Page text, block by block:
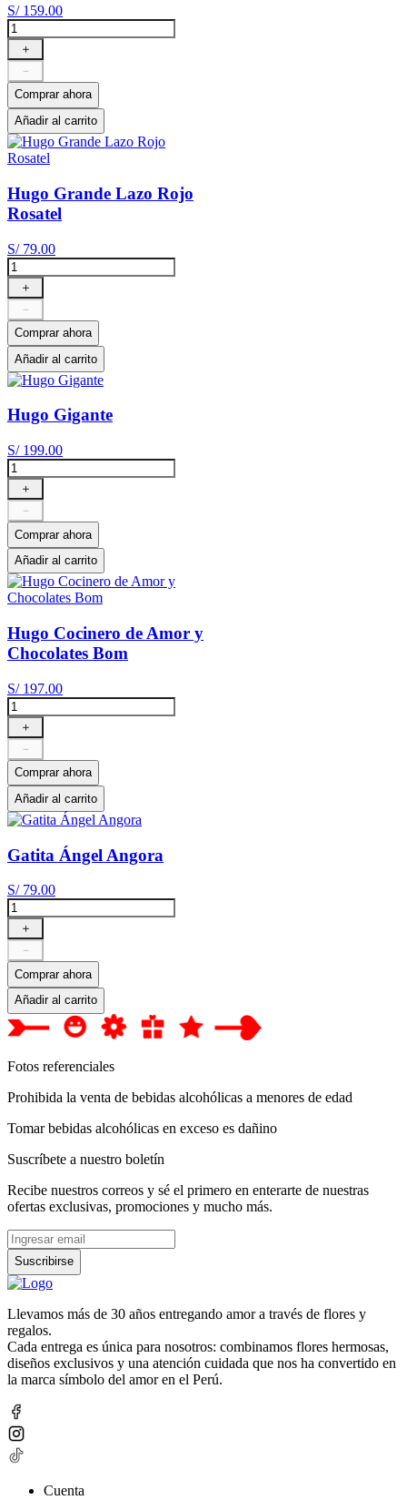
S/ 159.00
＋
－
Comprar ahora
Añadir al carrito
Hugo Grande Lazo Rojo
Rosatel
S/ 79.00
＋
－
Comprar ahora
Añadir al carrito
Hugo Gigante
S/ 199.00
＋
－
Comprar ahora
Añadir al carrito
Hugo Cocinero de Amor y
Chocolates Bom
S/ 197.00
＋
－
Comprar ahora
Añadir al carrito
Gatita Ángel Angora
S/ 79.00
＋
－
Comprar ahora
Añadir al carrito
Fotos referenciales
Prohibida la venta de bebidas alcohólicas a menores de edad
Tomar bebidas alcohólicas en exceso es dañino
Suscríbete a nuestro boletín
Recibe nuestros correos y sé el primero en enterarte de nuestras
ofertas exclusivas, promociones y mucho más.
Suscribirse
Llevamos más de 30 años entregando amor a través de flores y
regalos.
Cada entrega es única para nosotros: combinamos flores hermosas,
diseños exclusivos y una atención cuidada que nos ha convertido en
la marca símbolo del amor en el Perú.
Cuenta